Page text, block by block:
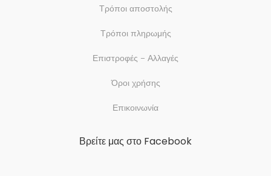
Τρόποι αποστολής
Τρόποι πληρωμής
Επιστροφές – Αλλαγές
Όροι χρήσης
Επικοινωνία
Βρείτε μας στο Facebook